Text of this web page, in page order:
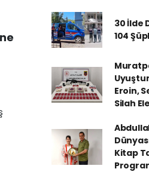
30 İlde
104
Eroin,
Silah
Kitap